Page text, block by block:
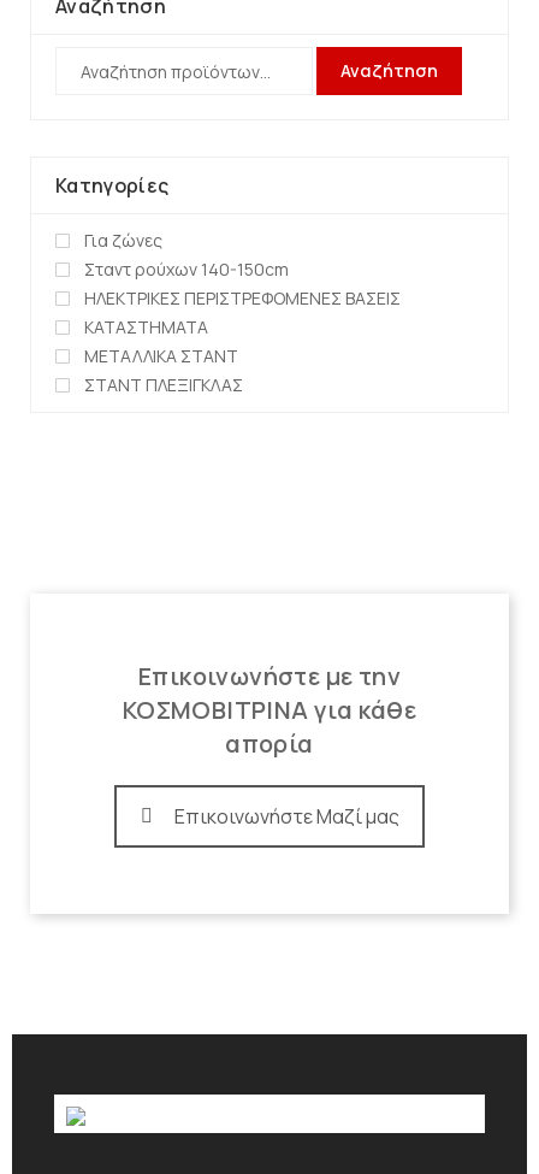
Αναζήτηση
Αναζήτηση
Κατηγορίες
Για ζώνες
Σταντ ρούχων 140-150cm
ΗΛΕΚΤΡΙΚΕΣ ΠΕΡΙΣΤΡΕΦΟΜΕΝΕΣ ΒΑΣΕΙΣ
ΚΑΤΑΣΤΗΜΑΤΑ
ΜΕΤΑΛΛΙΚΑ ΣΤΑΝΤ
ΣΤΑΝΤ ΠΛΕΞΙΓΚΛΑΣ
Επικοινωνήστε με την
ΚΟΣΜΟΒΙΤΡΙΝΑ για κάθε
απορία
Επικοινωνήστε Μαζί μας